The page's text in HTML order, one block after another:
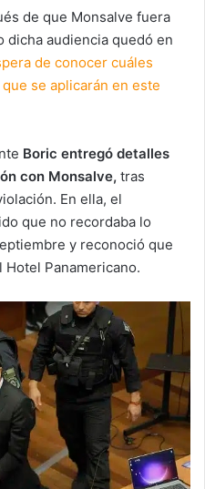
de que Monsalve fuera
dicha audiencia quedó en
de conocer cuáles
se aplicarán en este
Boric entregó detalles
con Monsalve, tras
En ella, el
que no recordaba lo
y reconoció que
Hotel Panamericano.